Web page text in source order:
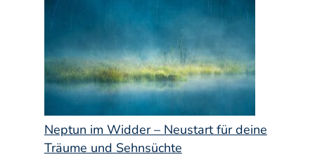
Neptun im Widder – Neustart für deine
Träume und Sehnsüchte